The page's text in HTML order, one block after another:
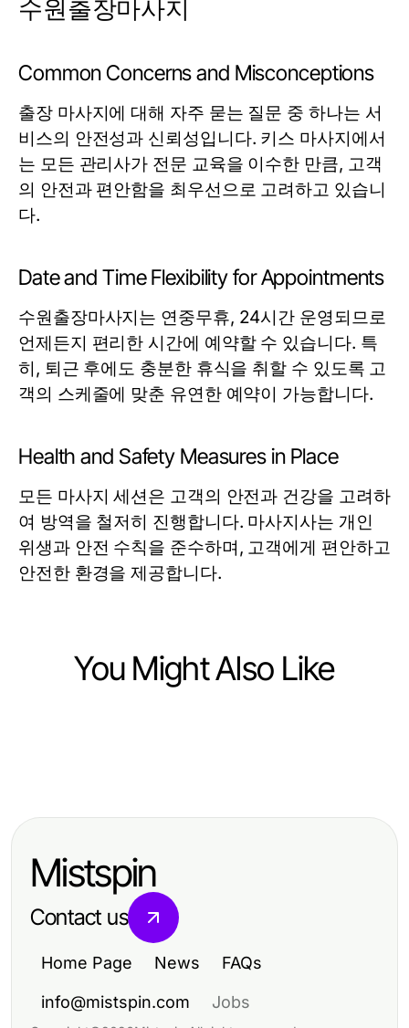
수원출장마사지
Common Concerns and Misconceptions
출장 마사지에 대해 자주 묻는 질문 중 하나는 서
비스의 안전성과 신뢰성입니다. 키스 마사지에서
는 모든 관리사가 전문 교육을 이수한 만큼, 고객
의 안전과 편안함을 최우선으로 고려하고 있습니
다.
Date and Time Flexibility for Appointments
수원출장마사지는 연중무휴, 24시간 운영되므로
언제든지 편리한 시간에 예약할 수 있습니다. 특
히, 퇴근 후에도 충분한 휴식을 취할 수 있도록 고
객의 스케줄에 맞춘 유연한 예약이 가능합니다.
Health and Safety Measures in Place
모든 마사지 세션은 고객의 안전과 건강을 고려하
여 방역을 철저히 진행합니다. 마사지사는 개인
위생과 안전 수칙을 준수하며, 고객에게 편안하고
안전한 환경을 제공합니다.
You Might Also Like
Unlocking Relaxation in 2026
Top Strategies for Enhancing
Mistspin
Contact us
Home Page News FAQs
info@mistspin.com Jobs